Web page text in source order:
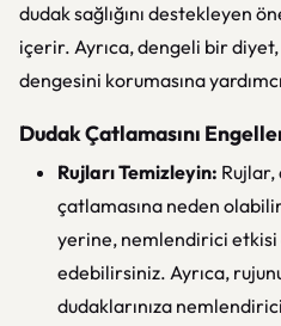
dudak sağlığını destekleyen
içerir. Ayrıca, dengeli bir diyet,
dengesini korumasına
Dudak Çatlamasını
Rujları Temizleyin: Rujlar,
çatlamasına neden
yerine, nemlendirici etkisi
edebilirsiniz. Ayrıca,
dudaklarınıza